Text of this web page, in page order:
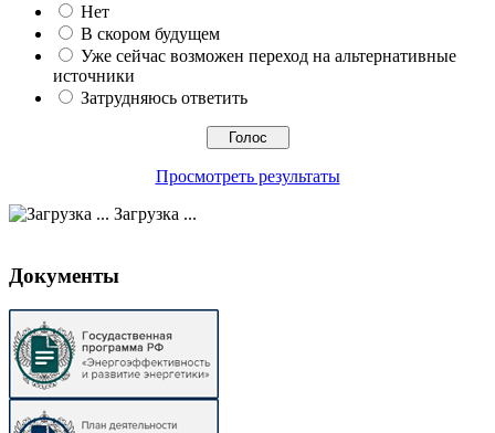
Нет
В скором будущем
Уже сейчас возможен переход на альтернативные
источники
Затрудняюсь ответить
Просмотреть результаты
Загрузка ...
Документы